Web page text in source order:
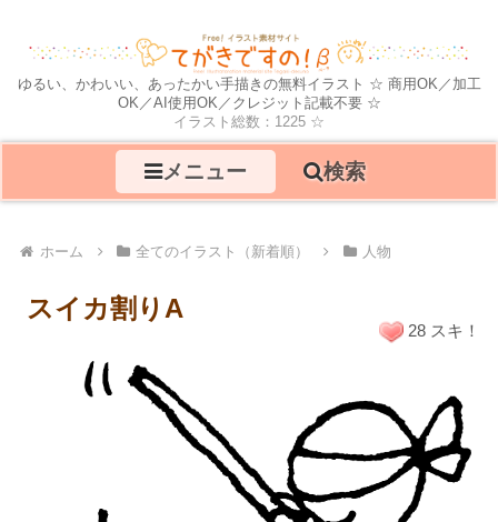
ゆるい、かわいい、あったかい手描きの無料イラスト ☆ 商用OK／加工
OK／AI使用OK／クレジット記載不要 ☆
イラスト総数：1225 ☆
メニュー 検索
ホーム 全てのイラスト（新着順） 人物
スイカ割りA
28 スキ！